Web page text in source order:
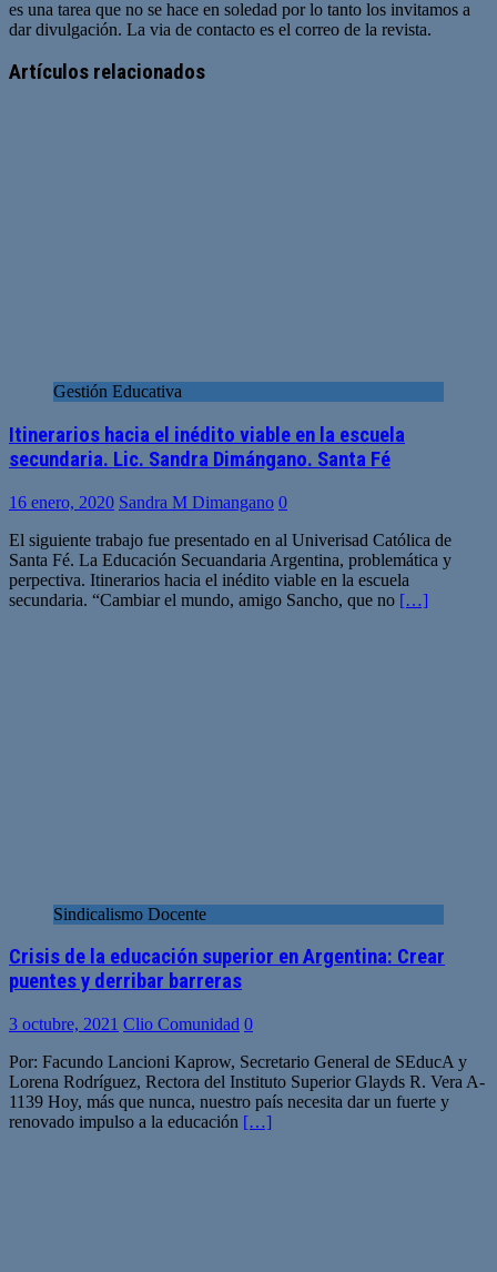
es una tarea que no se hace en soledad por lo tanto los invitamos a
dar divulgación. La via de contacto es el correo de la revista.
web
Artículos relacionados
Gestión Educativa
Itinerarios hacia el inédito viable en la escuela
secundaria. Lic. Sandra Dimángano. Santa Fé
16 enero, 2020 Sandra M Dimangano 0
El siguiente trabajo fue presentado en al Univerisad Católica de
Santa Fé. La Educación Secuandaria Argentina, problemática y
perpectiva. Itinerarios hacia el inédito viable en la escuela
secundaria. “Cambiar el mundo, amigo Sancho, que no […]
Sindicalismo Docente
Crisis de la educación superior en Argentina: Crear
puentes y derribar barreras
3 octubre, 2021 Clio Comunidad 0
Por: Facundo Lancioni Kaprow, Secretario General de SEducA y
Lorena Rodríguez, Rectora del Instituto Superior Glayds R. Vera A-
1139 Hoy, más que nunca, nuestro país necesita dar un fuerte y
renovado impulso a la educación […]